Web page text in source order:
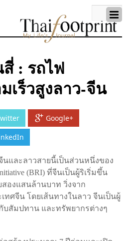
: รถไฟ
เร็วสูงลาว-จีน
Google+
นและลาวสายนี้เป็นส่วนหนึ่งของ
(BRI) ที่จีนเป็นผู้ริเริ่มขึ้น
องแสนล้านบาท วิ่งจาก
ทศจีน โดยเส้นทางในลาว จีนเป็นผู้
บสัมปทาน และทรัพยากรต่างๆ